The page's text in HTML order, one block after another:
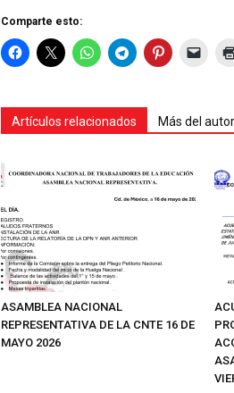
Comparte esto:
Artículos relacionados Más del autor
ASAMBLEA NACIONAL
REPRESENTATIVA DE LA CNTE 16 DE
MAYO 2026